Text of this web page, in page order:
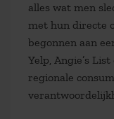
alles wat men
met hun directe
begonnen aan
Yelp, Angie’s
regionale